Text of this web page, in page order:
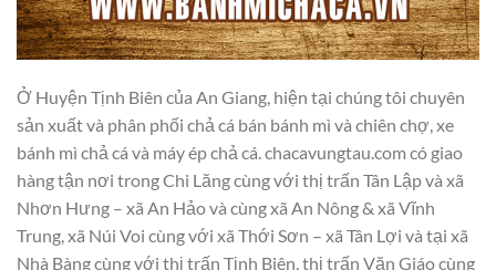
Ở Huyện Tịnh Biên của An Giang, hiện tại chúng tôi chuyên
sản xuất và phân phối chả cá bán bánh mì và chiên chợ, xe
bánh mì chả cá và máy ép chả cá. chacavungtau.com có giao
hàng tận nơi trong Chi Lăng cùng với thị trấn Tân Lập và xã
Nhơn Hưng – xã An Hảo và cùng xã An Nông & xã Vĩnh
Trung, xã Núi Voi cùng với xã Thới Sơn – xã Tân Lợi và tại xã
Nhà Bàng cùng với thị trấn Tịnh Biên, thị trấn Văn Giáo cùng